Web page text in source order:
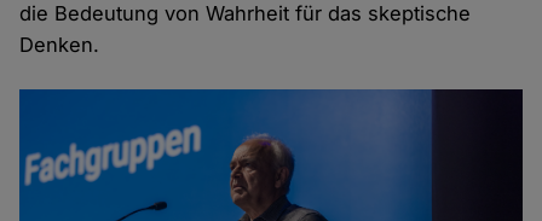
die Bedeutung von Wahrheit für das skeptische
Denken.